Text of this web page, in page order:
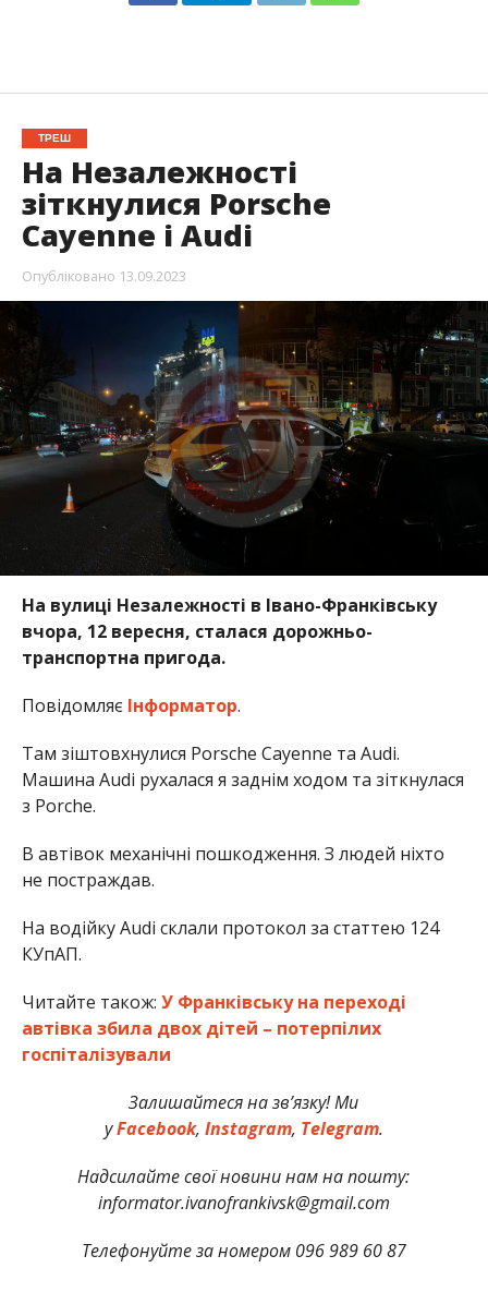
ТРЕШ
На Незалежності
зіткнулися Porsche
Cayenne і Audi
Опубліковано 13.09.2023
На вулиці Незалежності в Івано-Франківську
вчора, 12 вересня, сталася дорожньо-
транспортна пригода.
Повідомляє Інформатор.
Там зіштовхнулися Porsche Cayenne та Audi.
Машина Audi рухалася я заднім ходом та зіткнулася
з Porche.
В автівок механічні пошкодження. З людей ніхто
не постраждав.
На водійку Audi склали протокол за статтею 124
КУпАП.
Читайте також: У Франківську на переході
автівка збила двох дітей – потерпілих
госпіталізували
Залишайтеся на зв’язку! Ми
уFacebook, Instagram, Telegram.
Надсилайте свої новини нам на пошту:
informator.ivanofrankivsk@gmail.com
Телефонуйте за номером 096 989 60 87